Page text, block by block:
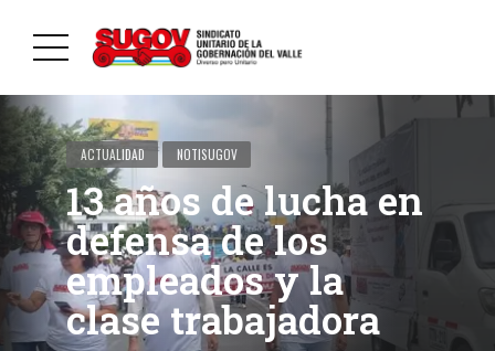
ACTUALIDAD NOTISUGOV
13 años de lucha en
defensa de los
empleados y la
clase trabajadora